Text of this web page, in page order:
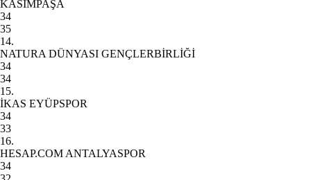
KASIMPAŞA
34
35
14.
NATURA DÜNYASI GENÇLERBİRLİĞİ
34
34
15.
İKAS EYÜPSPOR
34
33
16.
HESAP.COM ANTALYASPOR
34